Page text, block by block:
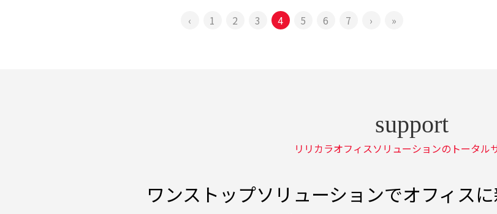
‹ 1 2 3 4 5 6 7 › »
リリカラオフィスソリューションのトータル
ワンストップソリューションでオフィス